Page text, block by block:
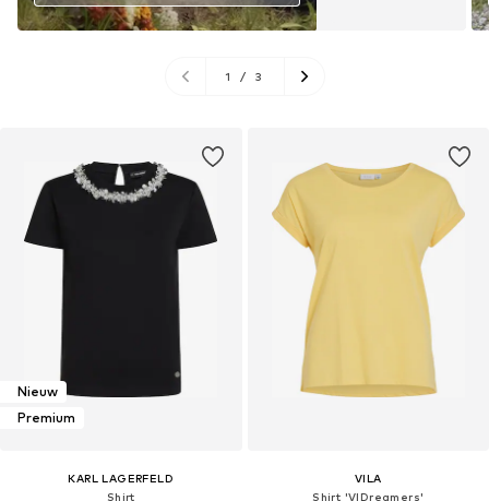
Nieuw
Premium
KARL LAGERFELD
Shirt
VILA
Shirt 'VIDreamers'
1 / 3